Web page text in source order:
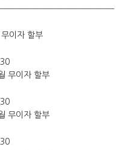
이자 할부
무이자 할부
무이자 할부